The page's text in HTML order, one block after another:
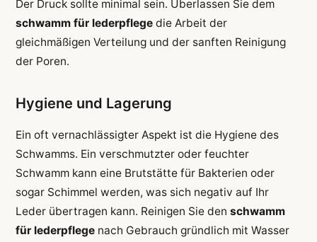
Der Druck sollte minimal sein. Überlassen Sie dem
schwamm für lederpflegedie Arbeit der
gleichmäßigen Verteilung und der sanften Reinigung
der Poren.
Hygiene und Lagerung
Ein oft vernachlässigter Aspekt ist die Hygiene des
Schwamms. Ein verschmutzter oder feuchter
Schwamm kann eine Brutstätte für Bakterien oder
sogar Schimmel werden, was sich negativ auf Ihr
Leder übertragen kann. Reinigen Sie den schwamm
für lederpflegenach Gebrauch gründlich mit Wasser